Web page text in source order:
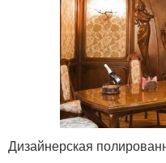
Дизайнерская